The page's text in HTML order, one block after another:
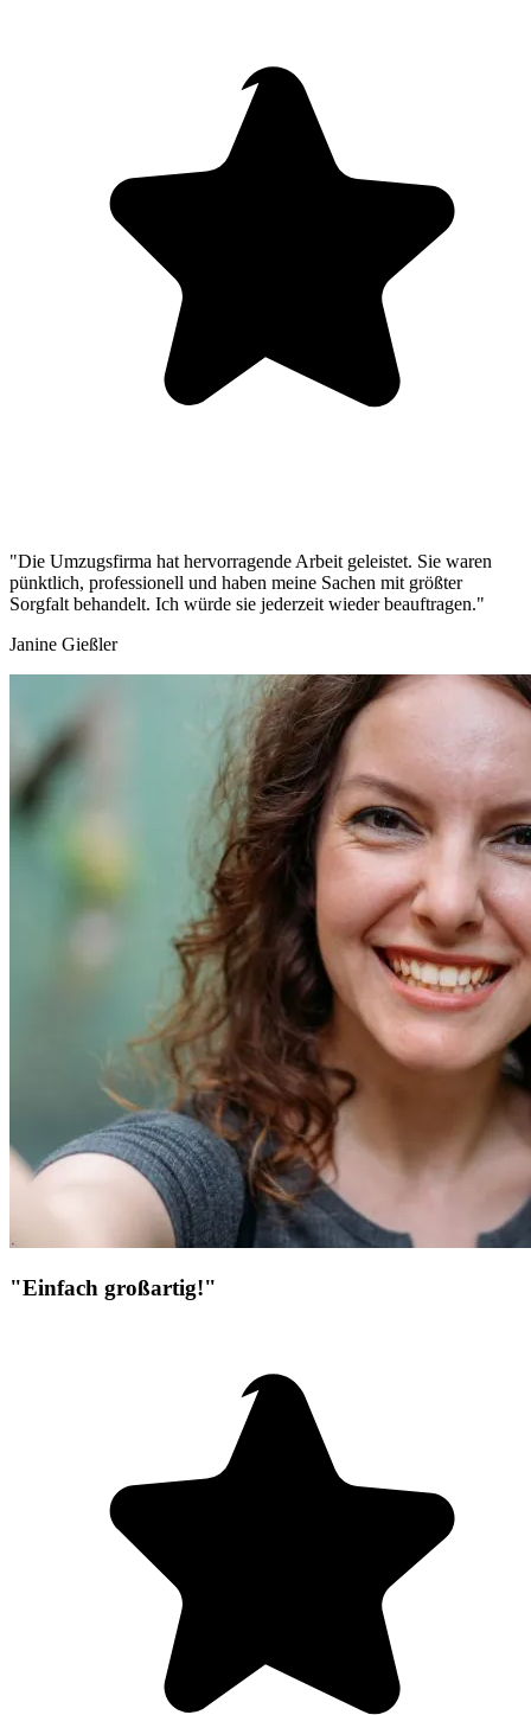
"Die Umzugsfirma hat hervorragende Arbeit geleistet. Sie waren
pünktlich, professionell und haben meine Sachen mit größter
Sorgfalt behandelt. Ich würde sie jederzeit wieder beauftragen."
Janine Gießler
"Einfach großartig!"